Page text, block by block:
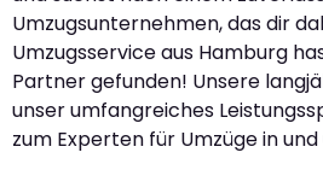
Umzugsunternehmen, das dir
Umzugsservice aus Hamburg
Partner gefunden! Unsere
unser umfangreiches
zum Experten für Umzüge in